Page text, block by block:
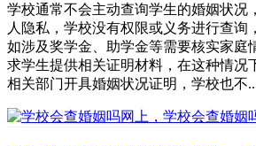
学校通常不会主动查询学生的婚姻状况
人隐私，学校没有权限或义务进行查询
如涉及奖学金、助学金等需要核实家庭
求学生提供相关证明材料，在这种情况
相关部门开具婚姻状况证明，学校也不